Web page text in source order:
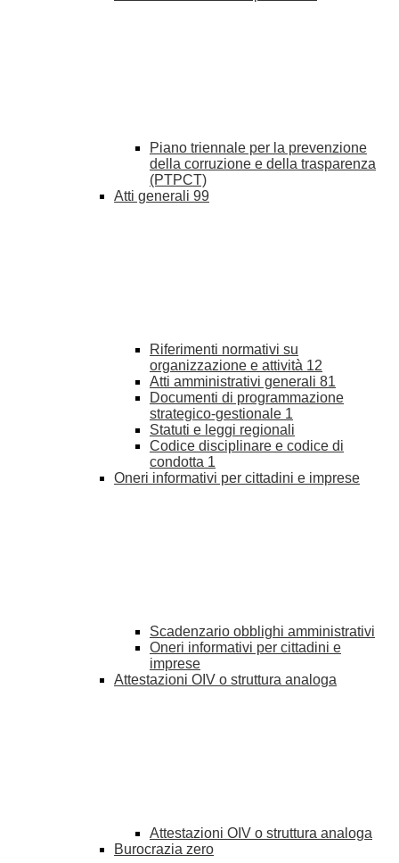
Piano triennale per la prevenzione
della corruzione e della trasparenza
(PTPCT)
Atti generali 99
Riferimenti normativi su
organizzazione e attività 12
Atti amministrativi generali 81
Documenti di programmazione
strategico-gestionale 1
Statuti e leggi regionali
Codice disciplinare e codice di
condotta 1
Oneri informativi per cittadini e imprese
Scadenzario obblighi amministrativi
Oneri informativi per cittadini e
imprese
Attestazioni OIV o struttura analoga
Attestazioni OIV o struttura analoga
Burocrazia zero